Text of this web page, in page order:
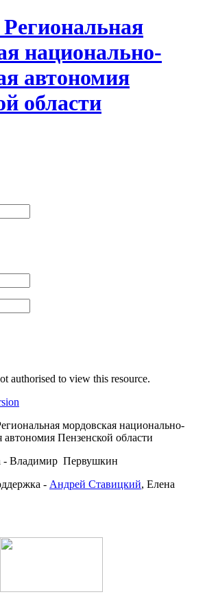
национально-
автономия
области
authorised to view this resource.
мордовская национально-
автономия Пензенской области
- Владимир Первушкин
- Андрей Ставицкий, Елена